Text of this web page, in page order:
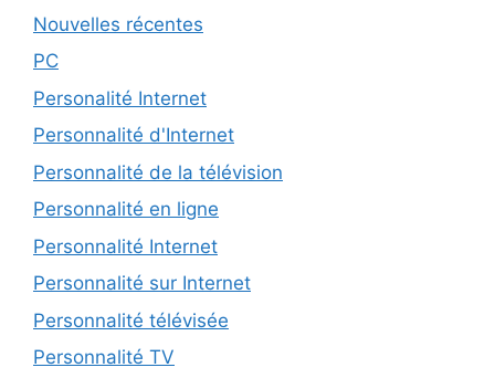
Nouvelles récentes
PC
Personalité Internet
Personnalité d'Internet
Personnalité de la télévision
Personnalité en ligne
Personnalité Internet
Personnalité sur Internet
Personnalité télévisée
Personnalité TV